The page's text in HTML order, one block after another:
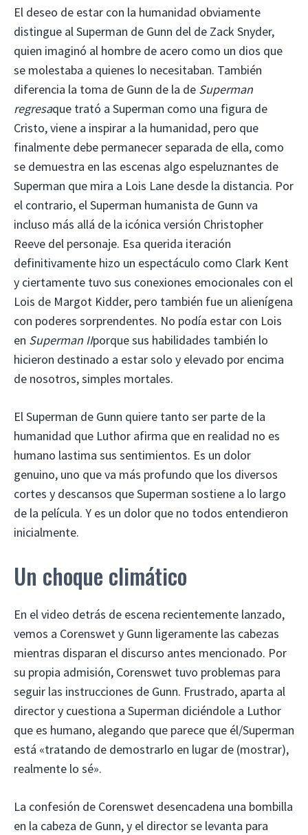
El deseo de estar con la humanidad obviamente
distingue al Superman de Gunn del de Zack Snyder,
quien imaginó al hombre de acero como un dios que
se molestaba a quienes lo necesitaban. También
diferencia la toma de Gunn de la de Superman
regresaque trató a Superman como una figura de
Cristo, viene a inspirar a la humanidad, pero que
finalmente debe permanecer separada de ella, como
se demuestra en las escenas algo espeluznantes de
Superman que mira a Lois Lane desde la distancia. Por
el contrario, el Superman humanista de Gunn va
incluso más allá de la icónica versión Christopher
Reeve del personaje. Esa querida iteración
definitivamente hizo un espectáculo como Clark Kent
y ciertamente tuvo sus conexiones emocionales con el
Lois de Margot Kidder, pero también fue un alienígena
con poderes sorprendentes. No podía estar con Lois
en Superman IIporque sus habilidades también lo
hicieron destinado a estar solo y elevado por encima
de nosotros, simples mortales.
El Superman de Gunn quiere tanto ser parte de la
humanidad que Luthor afirma que en realidad no es
humano lastima sus sentimientos. Es un dolor
genuino, uno que va más profundo que los diversos
cortes y descansos que Superman sostiene a lo largo
de la película. Y es un dolor que no todos entendieron
inicialmente.
Un choque climático
En el video detrás de escena recientemente lanzado,
vemos a Corenswet y Gunn ligeramente las cabezas
mientras disparan el discurso antes mencionado. Por
su propia admisión, Corenswet tuvo problemas para
seguir las instrucciones de Gunn. Frustrado, aparta al
director y cuestiona a Superman diciéndole a Luthor
que es humano, alegando que parece que él/Superman
está «tratando de demostrarlo en lugar de (mostrar),
realmente lo sé».
La confesión de Corenswet desencadena una bombilla
en la cabeza de Gunn, y el director se levanta para